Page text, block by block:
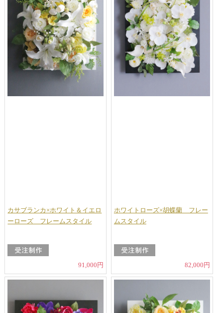
カサブランカ×ホワイト＆イエロ
ーローズ フレームスタイル
91,000円
ホワイトローズ×胡蝶蘭 フレー
ムスタイル
82,000円